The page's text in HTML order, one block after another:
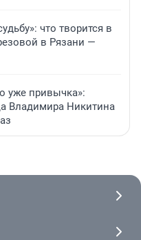
что творится в
в Рязани —
уже привычка»:
Владимира Никитина